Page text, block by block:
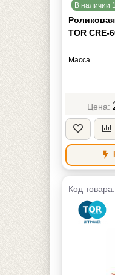
В наличии
TOR CRE-
Масса
Код товара: